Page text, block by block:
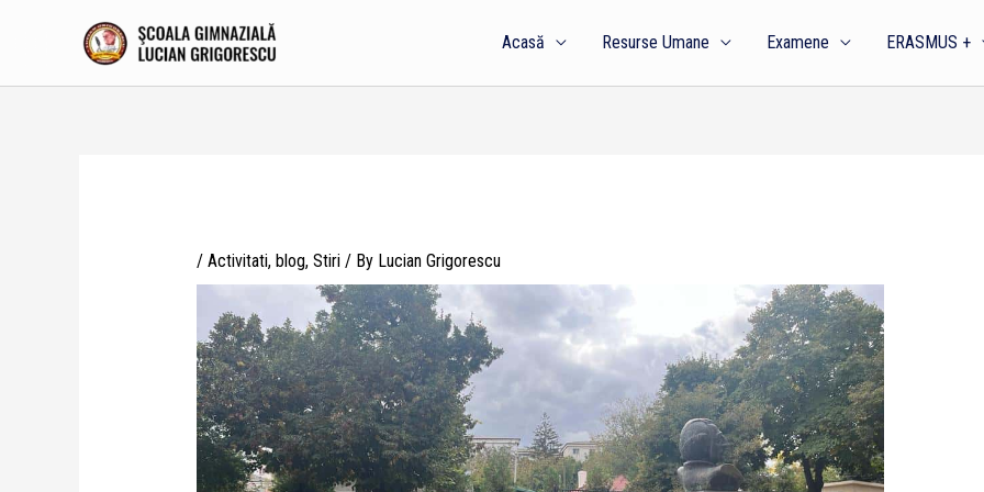
Acasă Resurse Umane Examene ERASMUS +
/ Activitati, blog, Stiri/ By Lucian Grigorescu